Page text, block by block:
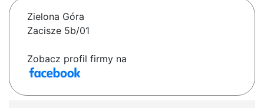
Zielona Góra
Zacisze 5b/01
Zobacz profil firmy na